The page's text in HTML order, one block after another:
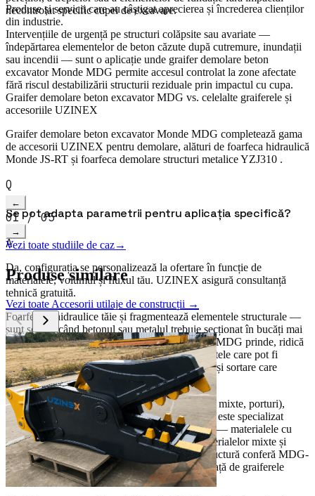
necontrolat specific cupei de excavare.
Intervențiile de urgență pe structuri colăpsite sau avariate —
îndepărtarea elementelor de beton căzute după cutremure, inundații
sau incendii — sunt o aplicație unde graifer demolare beton
excavator Monde MDG permite accesul controlat la zone afectate
fără riscul destabilizării structurii reziduale prin impactul cu cupa.
Graifer demolare beton excavator MDG vs. celelalte graiferele și
accesoriile UZINEX
Graifer demolare beton excavator Monde MDG completează gama
de accesorii UZINEX pentru demolare, alături de foarfeca hidraulică
Monde JS-RT și foarfeca demolare structuri metalice YZJ310 .
Q
Se pot adapta parametrii pentru aplicația specifică?
A
Da, configurația se personalizează la ofertare în funcție de
materialele, volumul și fluxul tău. UZINEX asigură consultanță
tehnică gratuită.
Foarfecele hidraulice tăie și fragmentează elementele structurale —
sunt soluția când betonul sau metalul trebuie secționat în bucăți mai
mici. Graifer demolare beton excavator Monde MDG prinde, ridică
și mută elementele deja fragmentate sau elementele care pot fi
extrase întregi — este accesoriul de manipulare și sortare care
completează operațiunea de tăiere a foarfecii.
Față de graifer-ul multifuncțional MPB (deșeuri mixte, porturi),
graifer demolare beton excavator Monde MDG este specializat
pentru rezistența la impactul betonului și pietrei — materialele cu
greutate specifică și abrazivitate superioare materialelor mixte și
portuare. Hardox-ul pe maxilare și Q460 pe structură conferă MDG-
ului rezistența la uzura specifică a demolărilor față de graiferele
Q345B destinate materialelor mai ușoare.
Produse și servicii care au câștigat aprecierea și încrederea clienților
din industrie.
←
01 /05
→
Vezi toate studiile de caz→
Produse similare
Vezi toateAccesorii utilaje de construcții →